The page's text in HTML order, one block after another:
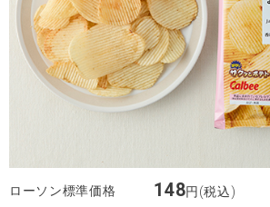
ローソン標準価格 148円(税込)